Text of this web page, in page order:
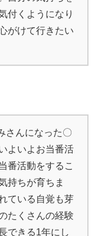
付くようになり
がけて行きたい
さんになった〇
よいよお当番活
番活動をするこ
持ちが育ちま
ている自覚も芽
たくさんの経験
できる1年にし